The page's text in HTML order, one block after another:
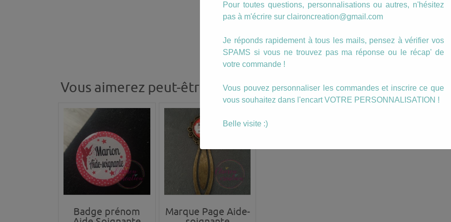
N’hésitez pas à m’écrire pour toute
Le tarif du porte clé est fixe à 10 euros.
Vous aimerez peut-être aussi…
Badge prénom
Marque Page Aide-
Pour toutes questions, personnalisations ou autres, n'hésitez
pas à m'écrire sur claironcreation@gmail.com
Je réponds rapidement à tous les mails, pensez à vérifier vos
SPAMS si vous ne trouvez pas ma réponse ou le récap' de
votre commande !
Vous pouvez personnaliser les commandes et inscrire ce que
vous souhaitez dans l'encart VOTRE PERSONNALISATION !
Belle visite :)